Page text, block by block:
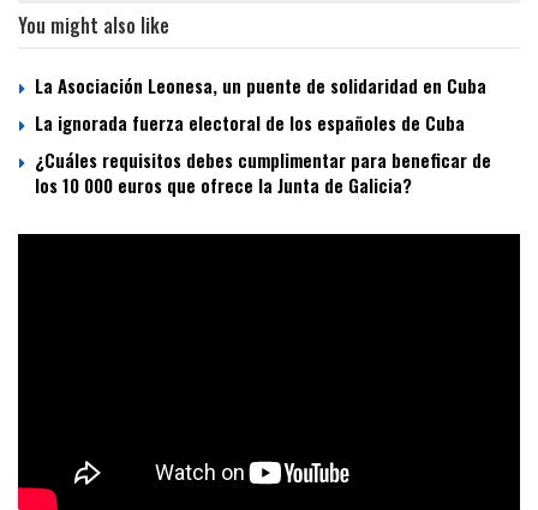
You might also like
La Asociación Leonesa, un puente de solidaridad en Cuba
La ignorada fuerza electoral de los españoles de Cuba
¿Cuáles requisitos debes cumplimentar para beneficar de
los 10 000 euros que ofrece la Junta de Galicia?